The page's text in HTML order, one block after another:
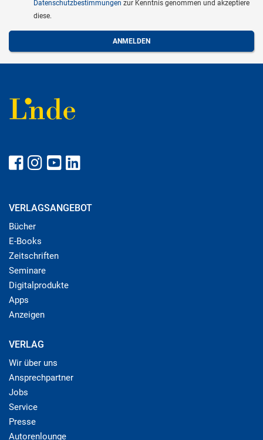
Datenschutzbestimmungen zur Kenntnis genommen und akzeptiere
diese.
VERLAGSANGEBOT
Bücher
E-Books
Zeitschriften
Seminare
Digitalprodukte
Apps
Anzeigen
VERLAG
Wir über uns
Ansprechpartner
Jobs
Service
Presse
Autorenlounge